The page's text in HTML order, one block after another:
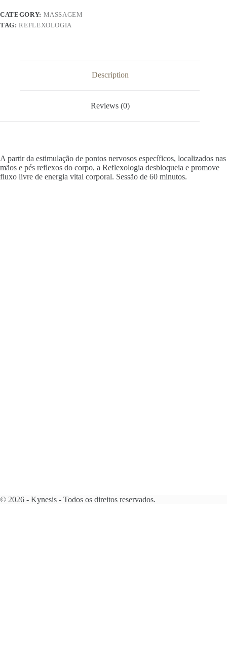
CATEGORY: MASSAGEM
TAG:REFLEXOLOGIA
Description
Reviews (0)
A partir da estimulação de pontos nervosos específicos, localizados nas
mãos e pés reflexos do corpo, a Reflexologia desbloqueia e promove
fluxo livre de energia vital corporal. Sessão de 60 minutos.
© 2026 - Kynesis - Todos os direitos reservados.